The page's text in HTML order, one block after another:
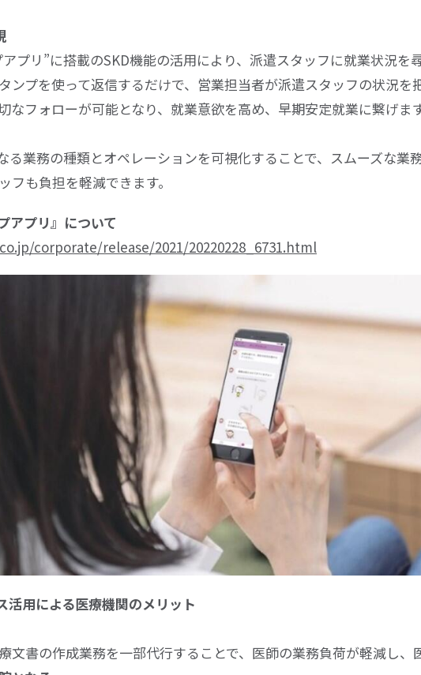
プリ ”に搭載のSKD機能の活用により、派遣スタッフに就業状況を
ンプを使って返信するだけで、営業担当者が派遣スタッフの状況を
なフォローが可能となり、就業意欲を高め、早期安定就業に繋げます
る業務の種類とオペレーションを可視化することで、スムーズな業
フも負担を軽減できます。
アプリ』について
corporate/release/2021/20220228_6731.html
活用による医療機関のメリット
文書の作成業務を一部代行することで、医師の業務負荷が軽減し